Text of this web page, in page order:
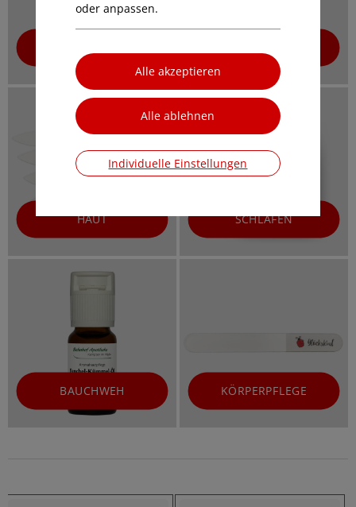
HAUT SCHLAFEN
BAUCHWEH KÖRPERPFLEGE
oder anpassen.
Individuelle Einstellungen